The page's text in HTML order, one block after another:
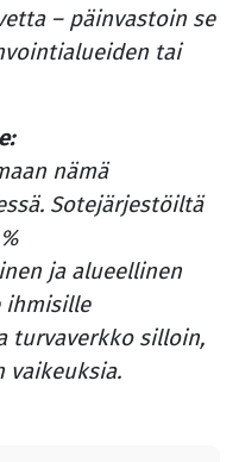
– päinvastoin se
tai
nämä
Sotejärjestöiltä
ja alueellinen
ihmisille
turvaverkko silloin,
vaikeuksia.